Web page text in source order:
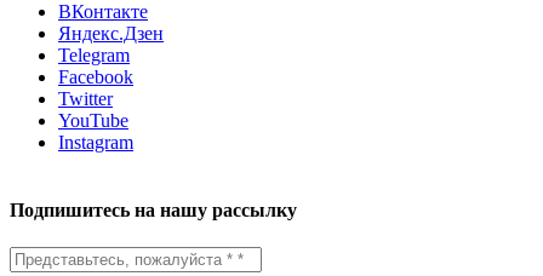
ВКонтакте
Яндекс.Дзен
Telegram
Facebook
Twitter
YouTube
Instagram
Подпишитесь на нашу рассылку